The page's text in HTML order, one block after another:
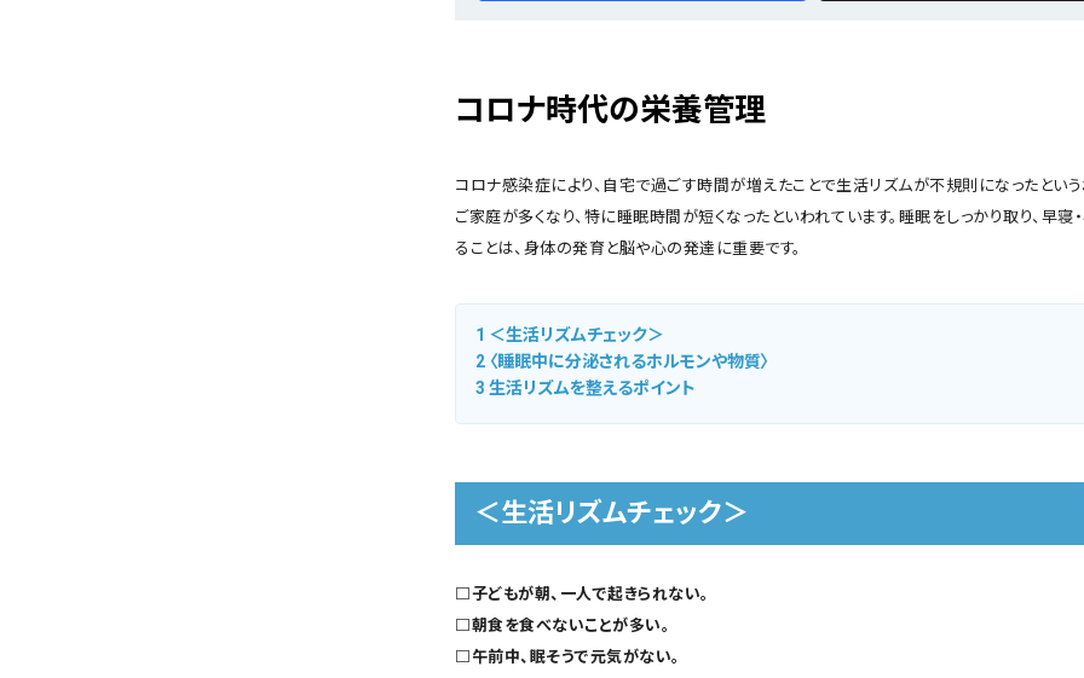
コロナ時代の栄養管理
コロナ感染症により、自宅で過ごす時間が増えたことで生活リズムが不規則になったとい
ご家庭が多くなり、特に睡眠時間が短くなったといわれています。睡眠をしっかり取り、早寝
ることは、身体の発育と脳や心の発達に重要です。
1 ＜生活リズムチェック＞
2 〈睡眠中に分泌されるホルモンや物質〉
3 生活リズムを整えるポイント
＜生活リズムチェック＞
□子どもが朝、一人で起きられない。
□朝食を食べないことが多い。
□午前中、眠そうで元気がない。